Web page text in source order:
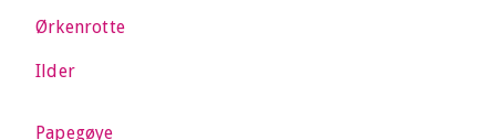
Ørkenrotte
Ilder
Papegøye